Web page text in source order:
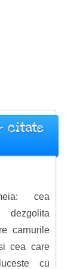
citate
cea
dezgolita
carnurile
cea care
cu